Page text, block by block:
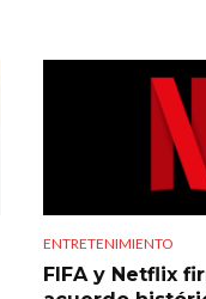
ENTRETENIMIENTO
FIFA y Netflix